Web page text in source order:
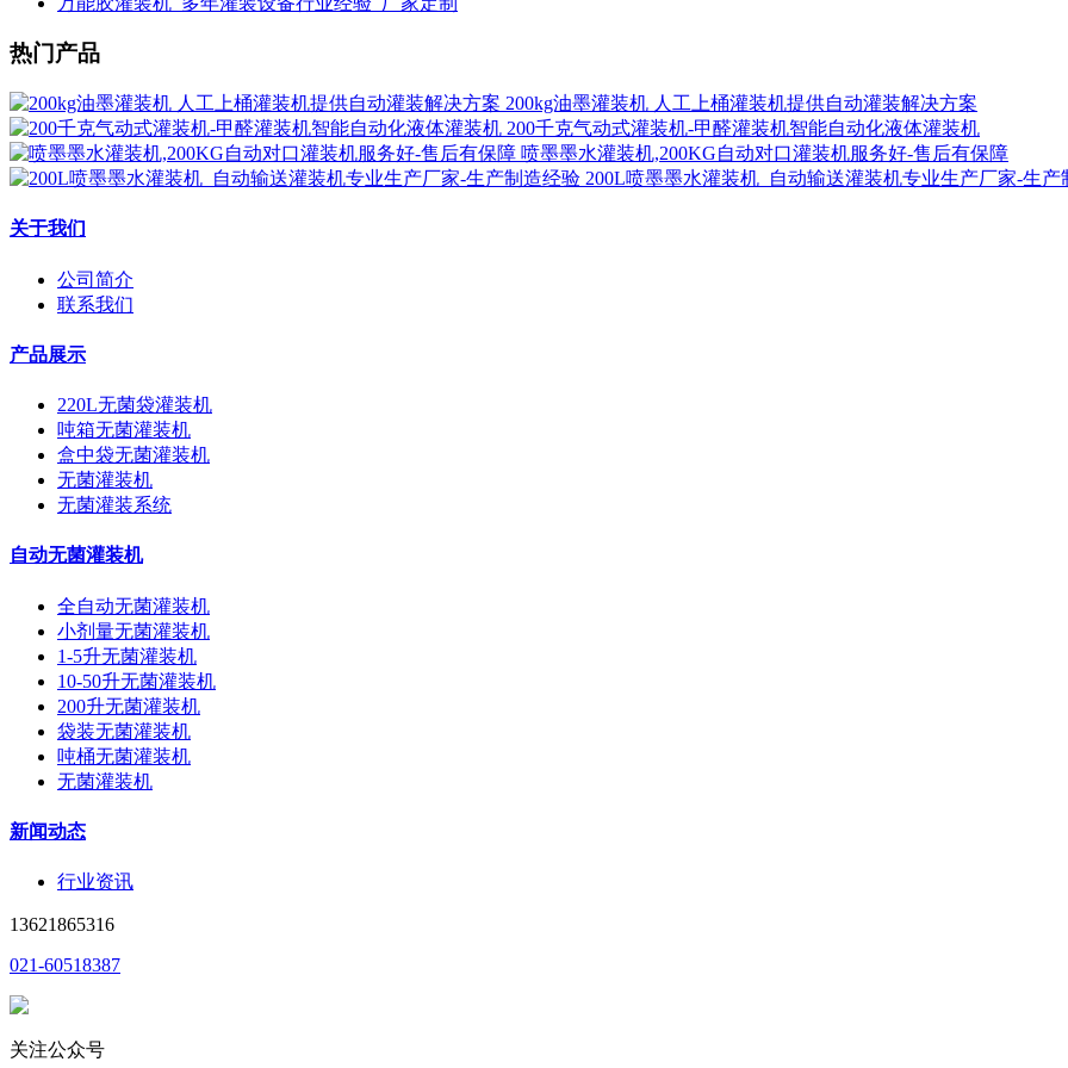
热门产品
200kg油墨灌装机 人工上桶灌装机提供自动灌装解决方案
200千克气动式灌装机-甲醛灌装机智能自动化液体灌装机
喷墨墨水灌装机,200KG自动对口灌装机服务好-售后有保障
200L喷墨墨水灌装机_自动输送灌装机专业生产厂家-生产
关于我们
公司简介
联系我们
产品展示
220L无菌袋灌装机
吨箱无菌灌装机
盒中袋无菌灌装机
无菌灌装机
无菌灌装系统
自动无菌灌装机
全自动无菌灌装机
小剂量无菌灌装机
1-5升无菌灌装机
10-50升无菌灌装机
200升无菌灌装机
袋装无菌灌装机
吨桶无菌灌装机
无菌灌装机
新闻动态
行业资讯
13621865316
021-60518387
关注公众号